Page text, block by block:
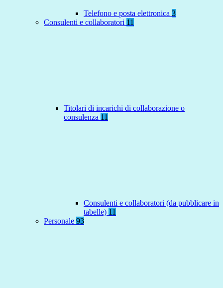
Telefono e posta elettronica 3
Consulenti e collaboratori 11
Titolari di incarichi di collaborazione o
consulenza 11
Consulenti e collaboratori (da pubblicare in
tabelle) 11
Personale 93